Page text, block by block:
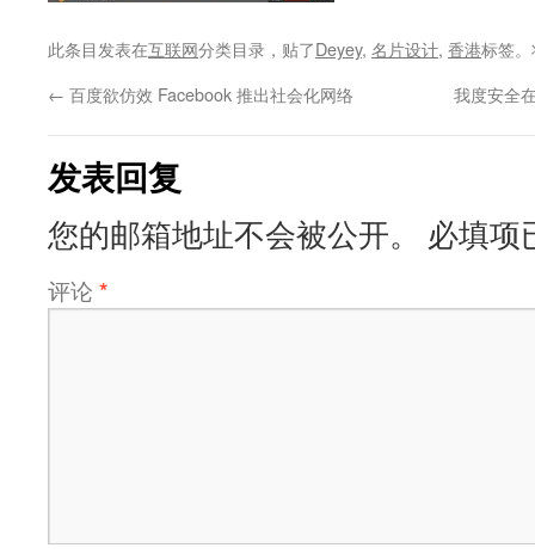
此条目发表在互联网分类目录，贴了Deyey, 名片设计, 香港标签
← 百度欲仿效 Facebook 推出社会化网络 我度安全
发表回复
您的邮箱地址不会被公开。 必填项
评论 *